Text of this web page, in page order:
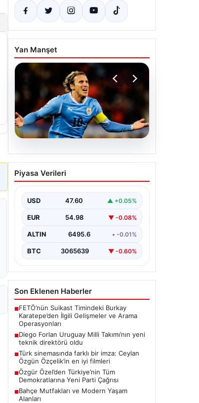
Yan Manşet
06.08.2026
Diego Forlan Uruguay Milli
Takımı’nın yeni teknik
Piyasa Verileri
USD 47.60 ▲ +0.05%
EUR 54.98 ▼ -0.08%
ALTIN 6495.6 • -0.01%
BTC 3065639 ▼ -0.60%
Son Eklenen Haberler
■FETÖ’nün Suikast Timindeki Burkay
Karatepe’den İlgili Gelişmeler ve Arama
Operasyonları
■Diego Forlan Uruguay Milli Takımı’nın yeni
teknik direktörü oldu
■Türk sinemasında farklı bir imza: Ceylan
Özgün Özçelik’in en iyi filmleri
■Özgür Özel’den Türkiye’nin Tüm
Demokratlarına Yeni Parti Çağrısı
■Bahçe Mutfakları ve Modern Yaşam
Alanları